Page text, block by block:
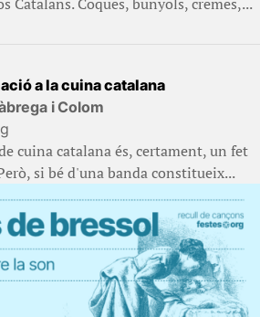
a la cuina catalana
i Colom
cuina catalana és, certament, un fet
si bé d'una banda constitueix...